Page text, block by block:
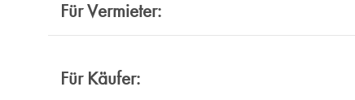
Für Vermieter:
Für Käufer: